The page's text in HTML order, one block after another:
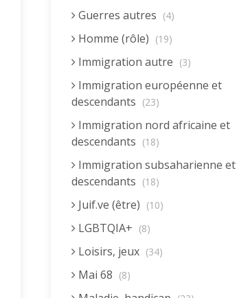
Guerres autres (4)
Homme (rôle) (19)
Immigration autre (3)
Immigration européenne et
descendants (23)
Immigration nord africaine et
descendants (18)
Immigration subsaharienne et
descendants (18)
Juif.ve (être) (10)
LGBTQIA+ (8)
Loisirs, jeux (34)
Mai 68 (8)